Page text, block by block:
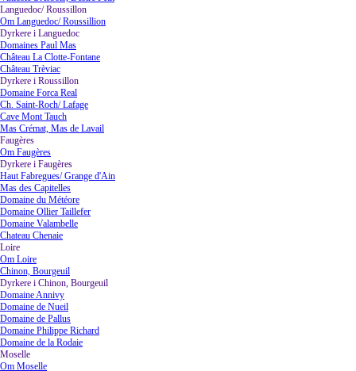
Languedoc/ Roussillon
Om Languedoc/ Roussillion
Dyrkere i Languedoc
Domaines Paul Mas
Château La Clotte-Fontane
Château Trèviac
Dyrkere i Roussillon
Domaine Forca Real
Ch. Saint-Roch/ Lafage
Cave Mont Tauch
Mas Crémat, Mas de Lavail
Faugères
Om Faugères
Dyrkere i Faugères
Haut Fabregues/ Grange d'Ain
Mas des Capitelles
Domaine du Météore
Domaine Ollier Taillefer
Domaine Valambelle
Chateau Chenaie
Loire
Om Loire
Chinon, Bourgeuil
Dyrkere i Chinon, Bourgeuil
Domaine Annivy
Domaine de Nueil
Domaine de Pallus
Domaine Philippe Richard
Domaine de la Rodaie
Moselle
Om Moselle